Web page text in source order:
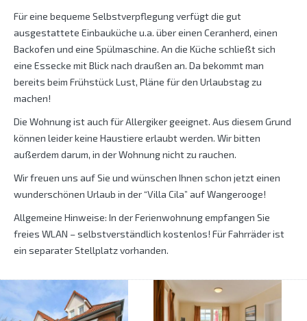
Für eine bequeme Selbstverpflegung verfügt die gut
ausgestattete Einbauküche u.a. über einen Ceranherd, einen
Backofen und eine Spülmaschine. An die Küche schließt sich
eine Essecke mit Blick nach draußen an. Da bekommt man
bereits beim Frühstück Lust, Pläne für den Urlaubstag zu
machen!
Die Wohnung ist auch für Allergiker geeignet. Aus diesem Grund
können leider keine Haustiere erlaubt werden. Wir bitten
außerdem darum, in der Wohnung nicht zu rauchen.
Wir freuen uns auf Sie und wünschen Ihnen schon jetzt einen
wunderschönen Urlaub in der “Villa Cila” auf Wangerooge!
Allgemeine Hinweise: In der Ferienwohnung empfangen Sie
freies WLAN – selbstverständlich kostenlos! Für Fahrräder ist
ein separater Stellplatz vorhanden.